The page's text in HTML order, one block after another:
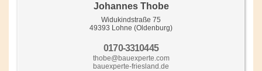
Johannes Thobe
Widukindstraße 75
49393 Lohne (Oldenburg)
0170-3310445
thobe@bauexperte.com
bauexperte-friesland.de